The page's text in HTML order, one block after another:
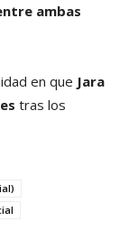
ambas
en que Jara
tras los